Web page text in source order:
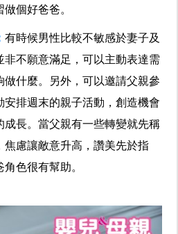
個好爸爸。
有時候男性比較不敏感於妻子及
非不願意滿足，可以主動表達需
做什麼。另外，可以邀請父親參
安排週末的親子活動，創造機會
成長。當父親有一些轉變就先稱
焦慮讓敵意升高，讚美先於指
色很有幫助。